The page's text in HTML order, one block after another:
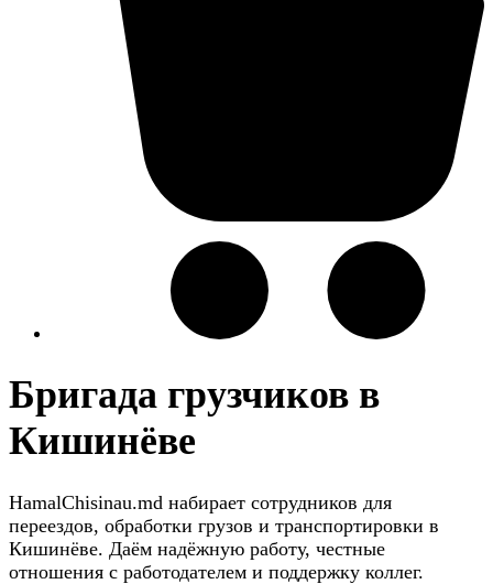
Бригада грузчиков в
Кишинёве
HamalChisinau.md набирает сотрудников для
переездов, обработки грузов и транспортировки в
Кишинёве. Даём надёжную работу, честные
отношения с работодателем и поддержку коллег.